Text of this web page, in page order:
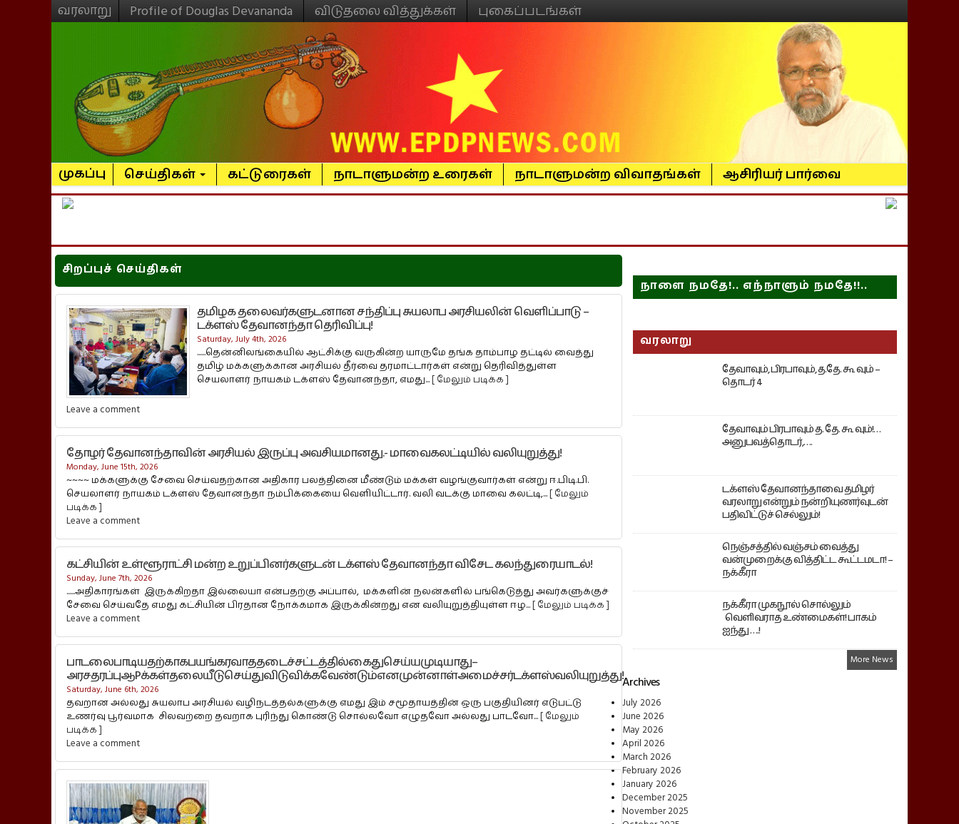
வரலாறு Profile of Douglas Devananda விடுதலை வித்துக்கள் புகைப்படங்கள்
முகப்பு செய்திகள் கட்டுரைகள் நாடாளுமன்ற உரைகள் நாடாளுமன்ற விவாதங்கள் ஆசிரியர் பார்வை
சிறப்புச் செய்திகள்
தமிழக தலைவர்களுடனான சந்திப்பு சுயலாப அரசியலின் வெளிப்பாடு –
டக்ளஸ் தேவானந்தா தெரிவிப்பு!
Saturday, July 4th, 2026
......தென்னிலங்கையில் ஆட்சிக்கு வருகின்ற யாருமே தங்க தாம்பாழ தட்டில் வைத்து
தமிழ் மக்களுக்கான அரசியல் தீர்வை தரமாட்டார்கள் என்று தெரிவித்துள்ள
செயலாளர் நாயகம் டக்ளஸ் தேவானந்தா, எமது...[ மேலும் படிக்க ]
Leave a comment
தோழர் தேவானந்தாவின் அரசியல் இருப்பு அவசியமானது.- மாவைகலட்டியில் வலியுறுத்து!
Monday, June 15th, 2026
~~~~ மக்களுக்கு சேவை செய்வதற்கான அதிகார பலத்தினை மீண்டும் மக்கள் வழங்குவார்கள் என்று ஈ.பிடி.பி.
செயலாளர் நாயகம் டக்ளஸ் தேவானந்தா நம்பிக்கையை வெளியிட்டார். வலி வடக்கு மாவை கலட்டி,...[ மேலும்
படிக்க ]
Leave a comment
கட்சியின் உள்ளூராட்சி மன்ற உறுப்பினர்களுடன் டக்ளஸ் தேவானந்தா விசேட கலந்துரையாடல்!
Sunday, June 7th, 2026
......அதிகாரங்கள் இருக்கிறதா இல்லையா என்பதற்கு அப்பால், மக்களின் நலன்களில் பங்கெடுத்து அவர்களுக்குச்
சேவை செய்வதே எமது கட்சியின் பிரதான நோக்கமாக இருக்கின்றது என வலியுறுத்தியுள்ள ஈழ...[ மேலும் படிக்க ]
Leave a comment
பாடலைபாடியதற்காகபயங்கரவாததடைச்சட்டத்தில்கைதுசெய்யமுடியாது–
அரசதரப்புஆPக்கள்தலையீடுசெய்துவிடுவிக்கவேண்டும்எனமுன்னாள்அமைச்சர்டக்ளஸ்வலியுறுத்து!
Saturday, June 6th, 2026
தவறான அல்லது சுயலாப அரசியல் வழிநடத்தல்களுக்கு எமது இம் சமூதாயத்தின் ஒரு பகுதியினர் எடுபட்டு
உணர்வு பூர்வமாக சிலவற்றை தவறாக புரிந்து கொண்டு சொல்லவோ எழுதவோ அல்லது பாடவோ...[ மேலும்
படிக்க ]
Leave a comment
நாளை நமதே!.. எந்நாளும் நமதே!!..
வரலாறு
தேவாவும், பிரபாவும், த.தே. கூ வும் –
தொடர் 4
தேவாவும் பிரபாவும் த. தே. கூ வும்!…
அனுபவத்தொடர்,….
டக்ளஸ் தேவானந்தாவை தமிழர்
வரலாறு என்றும் நன்றியுணர்வுடன்
பதிவிட்டுச் செல்லும்!
நெஞ்சத்தில் வஞ்சம் வைத்து
வன்முறைக்கு வித்திட்ட கூட்டமடா! –
நக்கீரா
நக்கீரா முகநூல் சொல்லும்
வெளிவராத உண்மைகள்! பாகம்
ஐந்து ….!
More News
Archives
July 2026
June 2026
May 2026
April 2026
March 2026
February 2026
January 2026
December 2025
November 2025